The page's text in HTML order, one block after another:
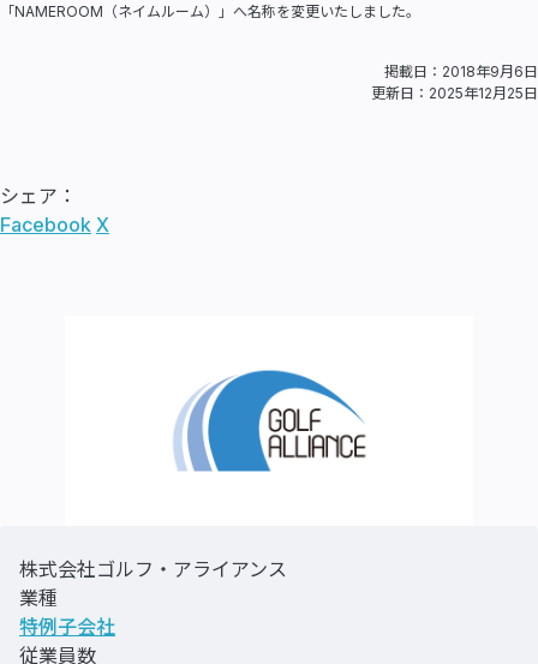
「NAMEROOM（ネイムルーム）」へ名称を変更いたしました。
掲載日：2018年9月6日
更新日：2025年12月25日
シェア：
Facebook X
株式会社ゴルフ・アライアンス
業種
特例子会社
従業員数